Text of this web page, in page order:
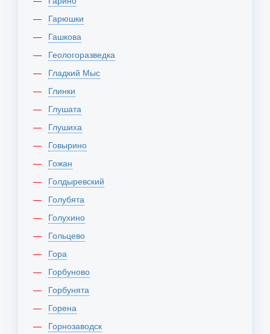
Гарюшки
Гашкова
Геологоразведка
Гладкий Мыс
Глинки
Глушата
Глушиха
Говырино
Гожан
Голдыревский
Голубята
Голухино
Гольцево
Гора
Горбуново
Горбунята
Горена
Горнозаводск